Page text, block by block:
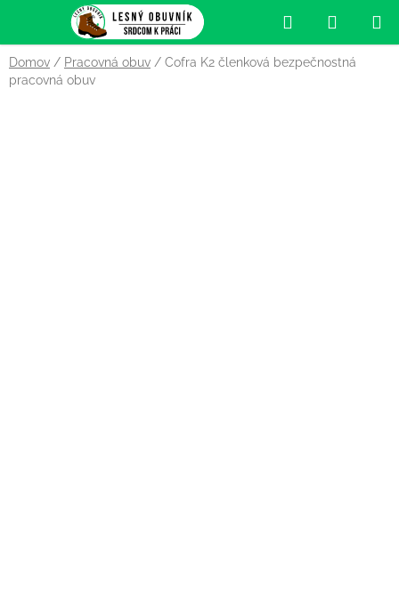
obsah
Hľadať
KOŠÍK
Domov / Pracovná obuv / Cofra K2 členková bezpečnostná
pracovná obuv